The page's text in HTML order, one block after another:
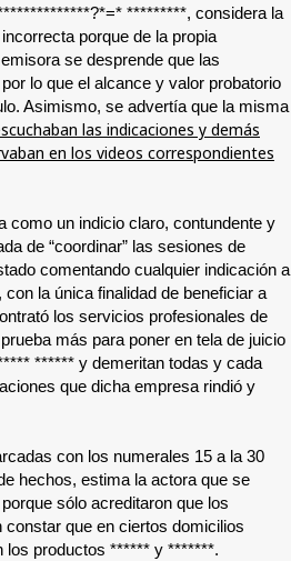
*********, considera la
porque de la propia
se desprende que las
lo que el alcance y valor probatorio
Asimismo, se advertía que la misma
las indicaciones y demás
en los videos correspondientes
como un indicio claro, contundente y
de “coordinar” las sesiones de
comentando cualquier indicación a
la única finalidad de beneficiar a
los servicios profesionales de
más para poner en tela de juicio
****** y demeritan todas y cada
que dicha empresa rindió y
con los numerales 15 a la 30
hechos, estima la actora que se
sólo acreditaron que los
constar que en ciertos domicilios
los productos ****** y *******.